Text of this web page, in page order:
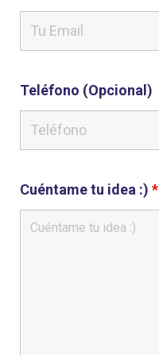
Teléfono (Opcional)
Cuéntame tu idea :) *